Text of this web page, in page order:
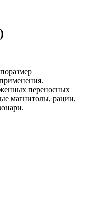
переносных
магнитолы, рации,